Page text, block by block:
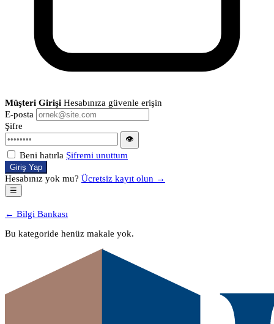
Müşteri Girişi Hesabınıza güvenle erişin
E-posta
Şifre
👁
Beni hatırla Şifremi unuttum
Giriş Yap
Hesabınız yok mu? Ücretsiz kayıt olun →
☰
← Bilgi Bankası
Bu kategoride henüz makale yok.